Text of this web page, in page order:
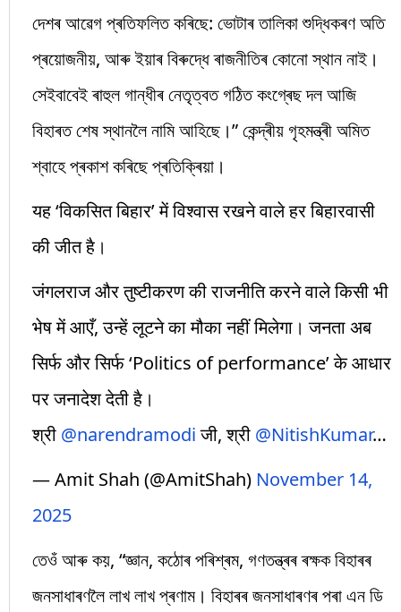
দেশৰ আৱেগ প্ৰতিফলিত কৰিছে: ভোটাৰ তালিকা শুদ্ধিকৰণ অতি
প্ৰয়োজনীয়, আৰু ইয়াৰ বিৰুদ্ধে ৰাজনীতিৰ কোনো স্থান নাই।
সেইবাবেই ৰাহুল গান্ধীৰ নেতৃত্বত গঠিত কংগ্ৰেছ দল আজি
বিহাৰত শেষ স্থানলৈ নামি আহিছে।” কেন্দ্ৰীয় গৃহমন্ত্ৰী অমিত
শ্বাহে প্ৰকাশ কৰিছে প্ৰতিক্ৰিয়া।
यह ‘विकसित बिहार’ में विश्वास रखने वाले हर बिहारवासी
की जीत है।
जंगलराज और तुष्टीकरण की राजनीति करने वाले किसी भी
भेष में आएँ, उन्हें लूटने का मौका नहीं मिलेगा। जनता अब
सिर्फ और सिर्फ ‘Politics of performance’ के आधार
पर जनादेश देती है।
श्री @narendramodiजी, श्री @NitishKumar…
— Amit Shah (@AmitShah) November 14,
2025
তেওঁ আৰু কয়, “জ্ঞান, কঠোৰ পৰিশ্ৰম, গণতন্ত্ৰৰ ৰক্ষক বিহাৰৰ
জনসাধাৰণলৈ লাখ লাখ প্ৰণাম। বিহাৰৰ জনসাধাৰণৰ পৰা এন ডি